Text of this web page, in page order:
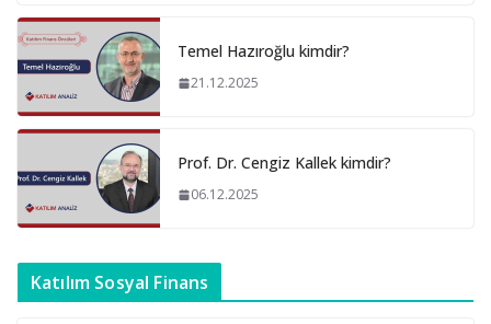
Temel Hazıroğlu kimdir?
21.12.2025
Prof. Dr. Cengiz Kallek kimdir?
06.12.2025
Katılım Sosyal Finans